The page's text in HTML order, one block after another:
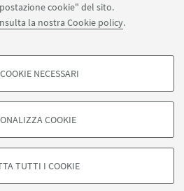
cookie" del sito.
la nostra Cookie policy.
- FACOLTATIVI
al loro comportamento sul sito, per analisi
NECESSARI
COOKIE
TUTTI I COOKIE
APP:
STUDIORUM - Università di
40126 Bologna - PI: 01131710376 - CF:
80007010376
sul sito e accessibilità
Cookie